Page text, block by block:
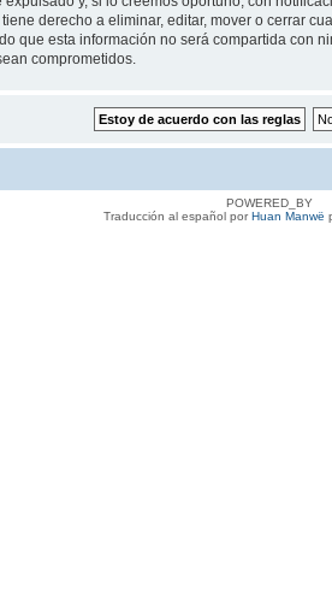
derecho a eliminar, editar, mover o cerrar
que esta información no será compartida con
comprometidos.
POWERED_BY
Traducción al español porHuan Manwë